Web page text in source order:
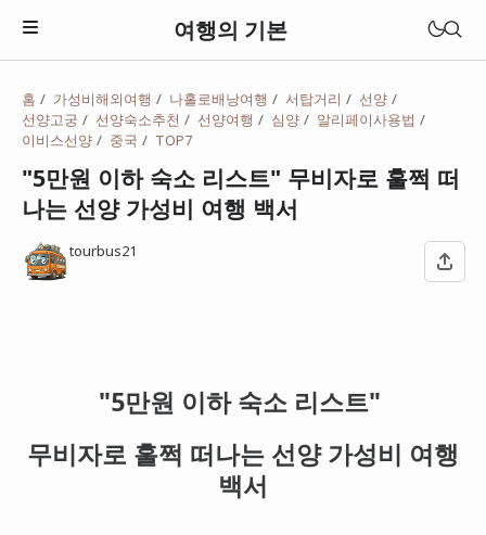
여행의 기본
베트남
홈 가성비해외여행 나홀로배낭여행 서탑거리
선양
선양고궁
선양숙소추천 선양여행 심양
알리페이사용법
이비스선양
중국 TOP7
"5만원 이하 숙소 리스트" 무비자로 훌쩍 떠
나는 선양 가성비 여행 백서
tourbus21
"5만원 이하 숙소 리스트"
무비자로 훌쩍 떠나는 선양 가성비 여행
백서